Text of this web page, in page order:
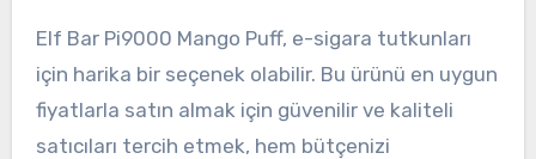
Elf Bar Pi9000 Mango Puff, e-sigara tutkunları
için harika bir seçenek olabilir. Bu ürünü en uygun
fiyatlarla satın almak için güvenilir ve kaliteli
satıcıları tercih etmek, hem bütçenizi